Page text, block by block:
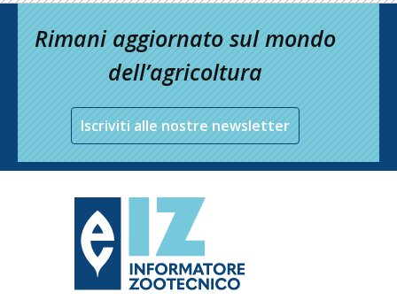
Rimani aggiornato sul mondo
dell’agricoltura
Iscriviti alle nostre newsletter